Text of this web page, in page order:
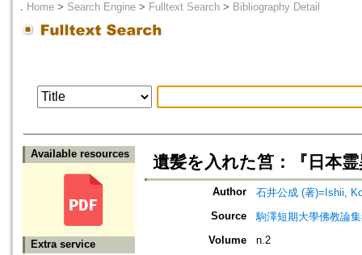
． Home > Search Engine > Fulltext Search > Bibliography Detail
Available resources
Extra service
遺髪を入れた筥：『日本
Author
石井公成 (著)=Ishii,
Source
駒澤短期大學佛教論
Volume
n.2